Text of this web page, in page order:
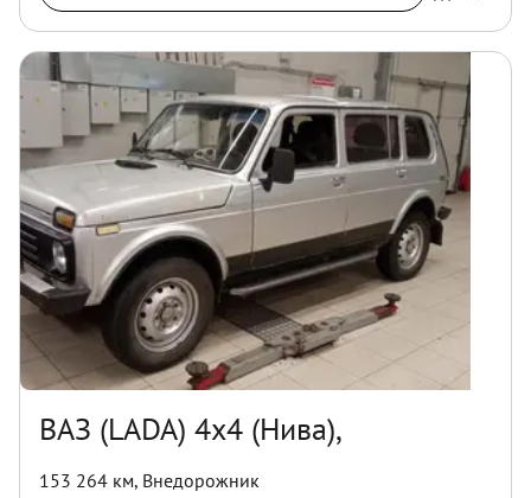
ВАЗ (LADA) 4x4 (Нива),
153 264 км, Внедорожник